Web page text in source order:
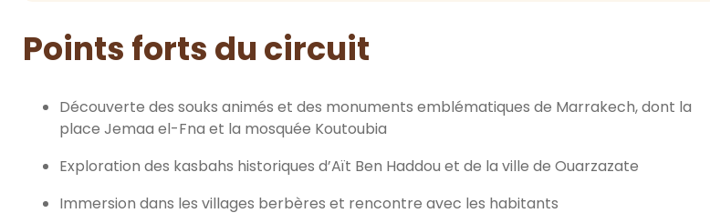
Points forts du circuit
Découverte des souks animés et des monuments emblématiques de Marrakech, dont la
place Jemaa el-Fna et la mosquée Koutoubia
Exploration des kasbahs historiques d’Aït Ben Haddou et de la ville de Ouarzazate
Immersion dans les villages berbères et rencontre avec les habitants